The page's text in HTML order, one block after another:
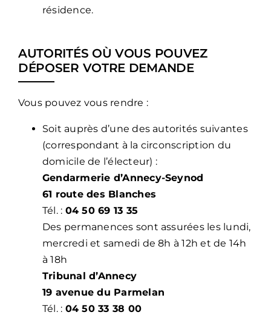
résidence.
AUTORITÉS OÙ VOUS POUVEZ
DÉPOSER VOTRE DEMANDE
Vous pouvez vous rendre :
Soit auprès d’une des autorités suivantes
(correspondant à la circonscription du
domicile de l’électeur) :
Gendarmerie d’Annecy-Seynod
61 route des Blanches
Tél. : 04 50 69 13 35
Des permanences sont assurées les lundi,
mercredi et samedi de 8h à 12h et de 14h
à 18h
Tribunal d’Annecy
19 avenue du Parmelan
Tél. : 04 50 33 38 00